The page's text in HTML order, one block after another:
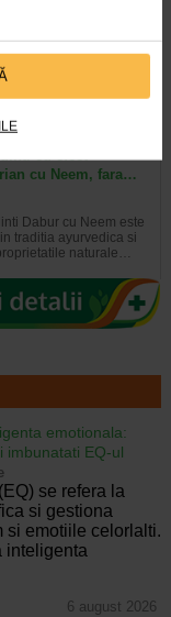
cu efect
cu Neem, fara…
Dabur cu Neem este
traditia ayurvedica si
naturale…
emotionala:
imbunatati EQ-ul
se refera la
si gestiona
si emotiile celorlalti.
inteligenta
6 august 2026